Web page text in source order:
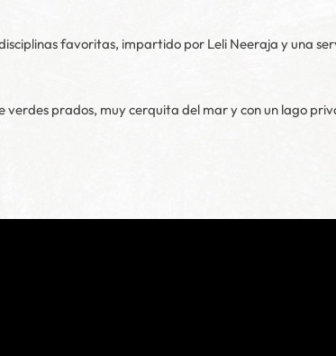
favoritas, impartido por Leli Neeraja y una
verdes prados, muy cerquita del mar y con un lago